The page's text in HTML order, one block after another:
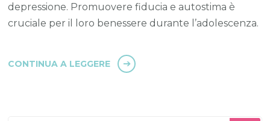
depressione. Promuovere fiducia e autostima è
cruciale per il loro benessere durante l’adolescenza.
CONTINUA A LEGGERE